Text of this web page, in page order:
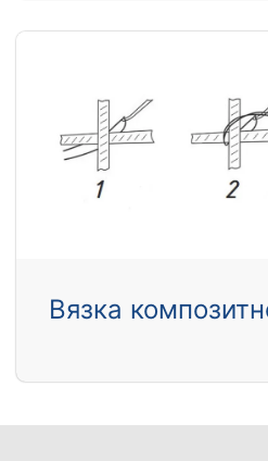
Вязка